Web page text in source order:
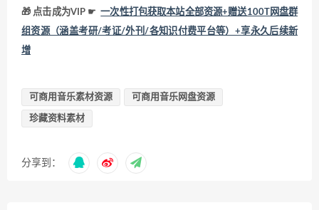
🎁 点击成为VIP ☛ 一次性打包获取本站全部资源+赠送100T网盘群
组资源（涵盖考研/考证/外刊/各知识付费平台等）+享永久后续新
增
可商用音乐素材资源 可商用音乐网盘资源
珍藏资料素材
分享到：